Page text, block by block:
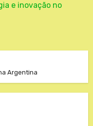
e inovação no
Argentina